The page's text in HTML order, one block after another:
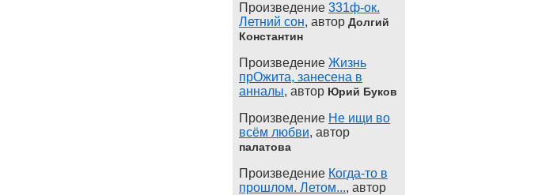
Произведение 331ф-ок.
Летний сон, автор Долгий
Константин
Произведение Жизнь
прОжита, занесена в
анналы, автор Юрий Буков
Произведение Не ищи во
всём любви, автор
палатова
Произведение Когда-то в
прошлом. Летом..., автор